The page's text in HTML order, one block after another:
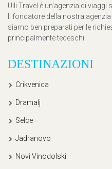
Ulli Travel è un'agenzia di
Il fondatore della nostra
siamo ben preparati per le
principalmente tedeschi.
DESTINAZIONI
Crikvenica
Dramalj
Selce
Jadranovo
Novi Vinodolski